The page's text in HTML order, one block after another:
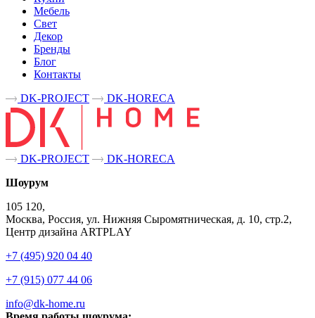
Мебель
Свет
Декор
Бренды
Блог
Контакты
DK-PROJECT
DK-HORECA
DK-PROJECT
DK-HORECA
Шоурум
105 120,
Москва, Россия, ул. Нижняя Сыромятническая, д. 10, стр.2,
Центр дизайна ARTPLAY
+7 (495) 920 04 40
+7 (915) 077 44 06
info@dk-home.ru